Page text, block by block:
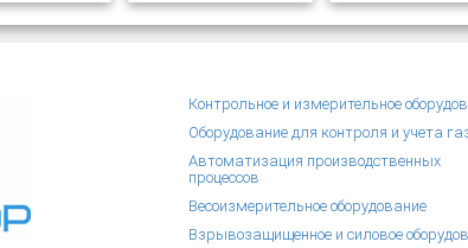
Контрольное и измерительное
Оборудование для контроля и учета
Автоматизация производственных
процессов
Весоизмерительное оборудование
Взрывозащищенное и силовое